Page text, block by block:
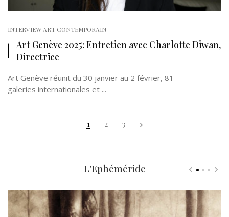
INTERVIEW ART CONTEMPORAIN
Art Genève 2025: Entretien avec Charlotte Diwan,
Directrice
Art Genève réunit du 30 janvier au 2 février, 81
galeries internationales et ...
1 2 3
L'Ephéméride